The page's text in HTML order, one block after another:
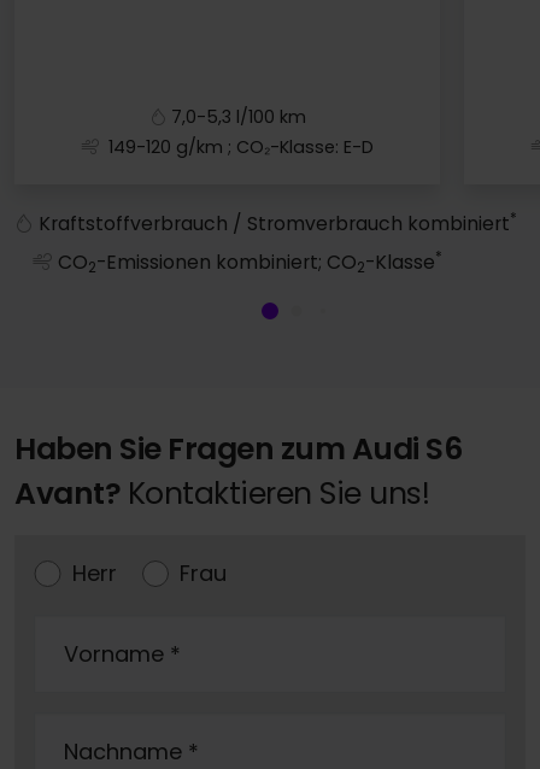
7,0-5,3 l/100 km
149-120 g/km ; CO₂-Klasse: E-D
Kraftstoffverbrauch / Stromverbrauch kombiniert*
CO2-Emissionen kombiniert; CO2-Klasse*
Haben Sie Fragen zum Audi S6
Avant? Kontaktieren Sie uns!
Herr Frau
Vorname *
Nachname *